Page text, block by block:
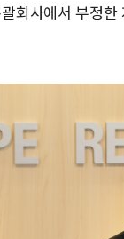
회사에서 부정